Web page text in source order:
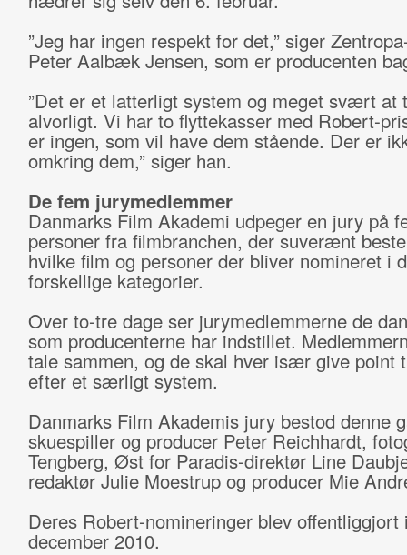
”Jeg har ingen respekt for det,” siger
Peter Aalbæk Jensen, som er producenten
”Det er et latterligt system og meget svært at
alvorligt. Vi har to flyttekasser med Robert-
er ingen, som vil have dem stående. Der er
omkring dem,” siger han.
De fem jurymedlemmer
Danmarks Film Akademi udpeger en jury på
personer fra filmbranchen, der suverænt
hvilke film og personer der bliver nomineret i
forskellige kategorier.
Over to-tre dage ser jurymedlemmerne de
som producenterne har indstillet.
tale sammen, og de skal hver især give point
efter et særligt system.
Danmarks Film Akademis jury bestod denne
skuespiller og producer Peter Reichhardt,
Tengberg, Øst for Paradis-direktør Line
redaktør Julie Moestrup og producer Mie
Deres Robert-nomineringer blev offentliggjort
december 2010.